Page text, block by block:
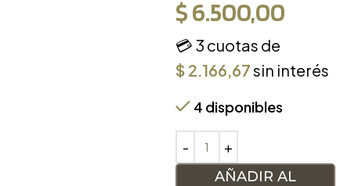
$6.500,00
💳 3 cuotas de
$ 2.166,67sin interés
4 disponibles
AÑADIR AL